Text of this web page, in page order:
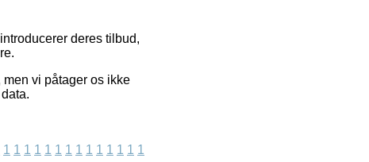
deres tilbud,
vi påtager os ikke
1 1 1 1 1 1 1 1 1 1 1 1 1 1